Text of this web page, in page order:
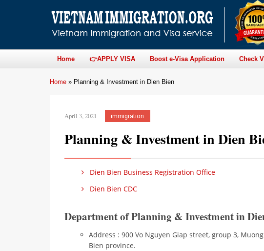
Home 👉APPLY VISA Boost e-Visa Application Check
Home » Planning & Investment in Dien Bien
April 3, 2021 immigration
Planning & Investment in Dien
Dien Bien Business Registration Office
Dien Bien CDC
Department of Planning & Investment in
Address : 900 Vo Nguyen Giap street, group 3,
Bien province.